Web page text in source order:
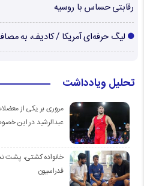
رقابتی حساس با روسیه
لیگ حرفه‌ای آمریکا / کادیف، به
تحلیل ویادداشت
مروری بر یکی از
عبدالرشید در این
خانواده کشتی، پشت
فدراسیون